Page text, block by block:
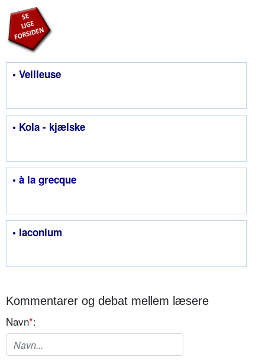
• Veilleuse
• Kola - kjælske
• à la grecque
• laconium
Kommentarer og debat mellem læsere
Navn*: